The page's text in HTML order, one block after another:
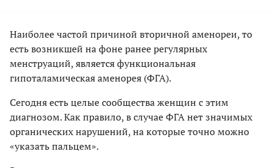
Наиболее частой причиной вторичной аменореи, то
есть возникшей на фоне ранее регулярных
менструаций, является функциональная
гипоталамическая аменорея (ФГА).
Сегодня есть целые сообщества женщин с этим
диагнозом. Как правило, в случае ФГА нет значимых
органических нарушений, на которые точно можно
«указать пальцем».